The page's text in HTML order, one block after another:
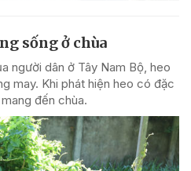
sống ở chùa
người dân ở Tây Nam Bộ, heo
may. Khi phát hiện heo có đặc
đến chùa.